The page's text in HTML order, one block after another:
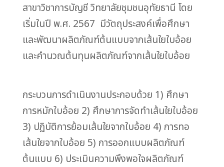
สาขาวิชาการบัญชี วิทยาลัยชุมชนอุทัยธานี โดย
เริ่มในปี พ.ศ. 2567 มีวัตถุประสงค์เพื่อศึกษา
และพัฒนาผลิตภัณฑ์ต้นแบบจากเส้นใยใบอ้อย
และคำนวณต้นทุนผลิตภัณฑ์จากเส้นใยใบอ้อย
กระบวนการดำเนินงานประกอบด้วย 1) ศึกษา
การหมักใบอ้อย 2) ศึกษาการจัดทำเส้นใยใบอ้อย
3) ปฏิบัติการย้อมเส้นใยจากใบอ้อย 4) การทอ
เส้นใยจากใบอ้อย 5) การออกแบบผลิตภัณฑ์
ต้นแบบ 6) ประเมินความพึงพอใจผลิตภัณฑ์